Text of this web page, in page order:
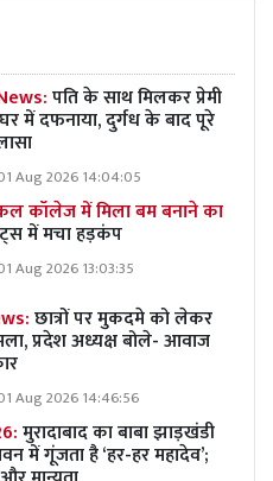
पति के साथ मिलकर प्रेमी
में दफनाया, दुर्गध के बाद पूरे
Aug 2026 14:04:05
कॉलेज में मिला बम बनाने का
में मचा हड़कंप
Aug 2026 13:03:35
छात्रों पर मुकदमे को लेकर
प्रदेश अध्यक्ष बोले- आवाज
Aug 2026 14:46:56
मुरादाबाद का बाबा झाड़खंडी
में गूंजता है ‘हर-हर महादेव’;